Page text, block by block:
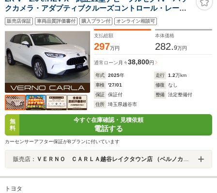
クカメラ・アダプティブクルーズコントロール・レーン
キープアシスト・衝突軽減ブレーキ・ブラインドスポッ
トモニター・LEDヘッドライト・障害物センサー・純正
18インチAW・ETC
販売店保証 車両品質評価書付 購入プラン付 オンライン相談可
支払総額
297万円
本体価格
282.9万円
通常ローン 月々38,800円
年式 2025年 走行 1.2万km
車検
'27/01 修復
なし
保証
保証付 整備
法定整備付
住所
埼玉県越谷市
無
料
今すぐ在庫確認・見積依頼
電話する
カーセンサーアフター保証がBプランに付いています
販売店： ＶＥＲＮＯ ＣＡＲＬＡ越谷レイクタウン店 （ベルノカーラ越谷レイクタウン店）
トヨタ